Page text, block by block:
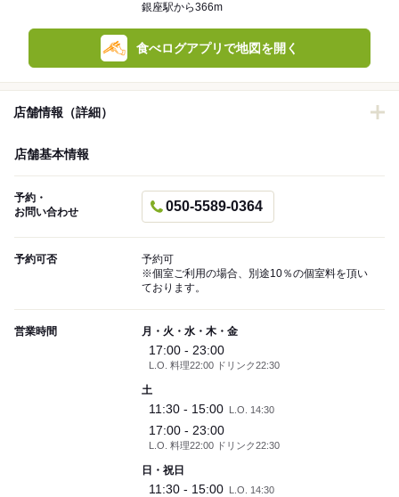
銀座駅から366m
食べログアプリで地図を開く
店舗情報（詳細）
店舗基本情報
予約・
お問い合わせ
050-5589-0364
予約可否
予約可
※個室ご利用の場合、別途10％の個室料を頂い
ております。
営業時間 月・火・水・木・金
17:00 - 23:00
L.O. 料理22:00 ドリンク22:30
土
11:30 - 15:00 L.O. 14:30
17:00 - 23:00
L.O. 料理22:00 ドリンク22:30
日・祝日
11:30 - 15:00 L.O. 14:30